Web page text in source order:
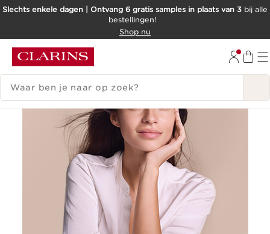
DOORGAAN NAAR INHOUD
Slechts enkele dagen | Ontvang 6 gratis samples in plaats van 3 bij alle
bestellingen!
Shop nu
ZOEKGESCHIEDENIS